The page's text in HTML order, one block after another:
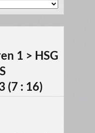
1 > HSG
(7 : 16)